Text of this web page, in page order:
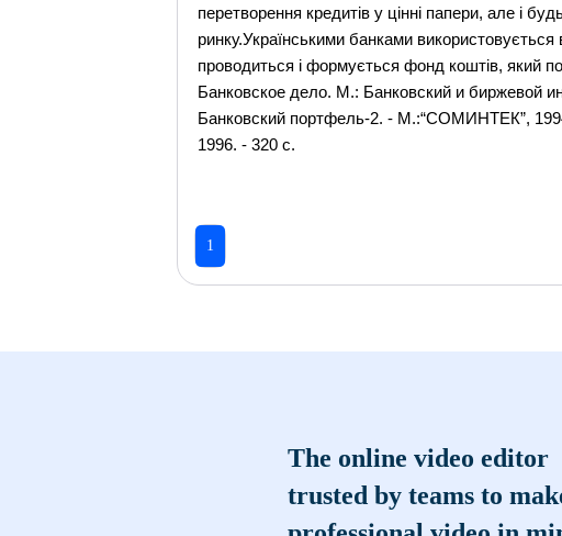
перетворення кредитів у цінні папери, але і
ринку.Українськими банками
проводиться і формується фонд коштів, який
Банковское дело. М.: Банковский и
Банковский портфель-2. - М.:“СОМИНТЕК”,
1996. - 320 с.
1
The online video editor
trusted by teams to